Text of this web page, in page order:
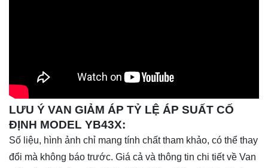
LƯU Ý VAN GIẢM ÁP TỶ LỆ ÁP SUẤT CỐ
ĐỊNH MODEL YB43X:
Số liệu, hình ảnh chỉ mang tính chất tham khảo, có thể thay
đổi mà không báo trước. Giá cả và thông tin chi tiết về Van